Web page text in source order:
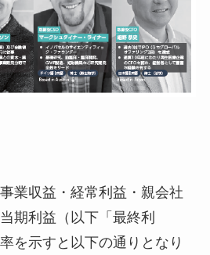
業収益・経常利益・親会社
期利益（以下「最終利
を示すと以下の通りとなり